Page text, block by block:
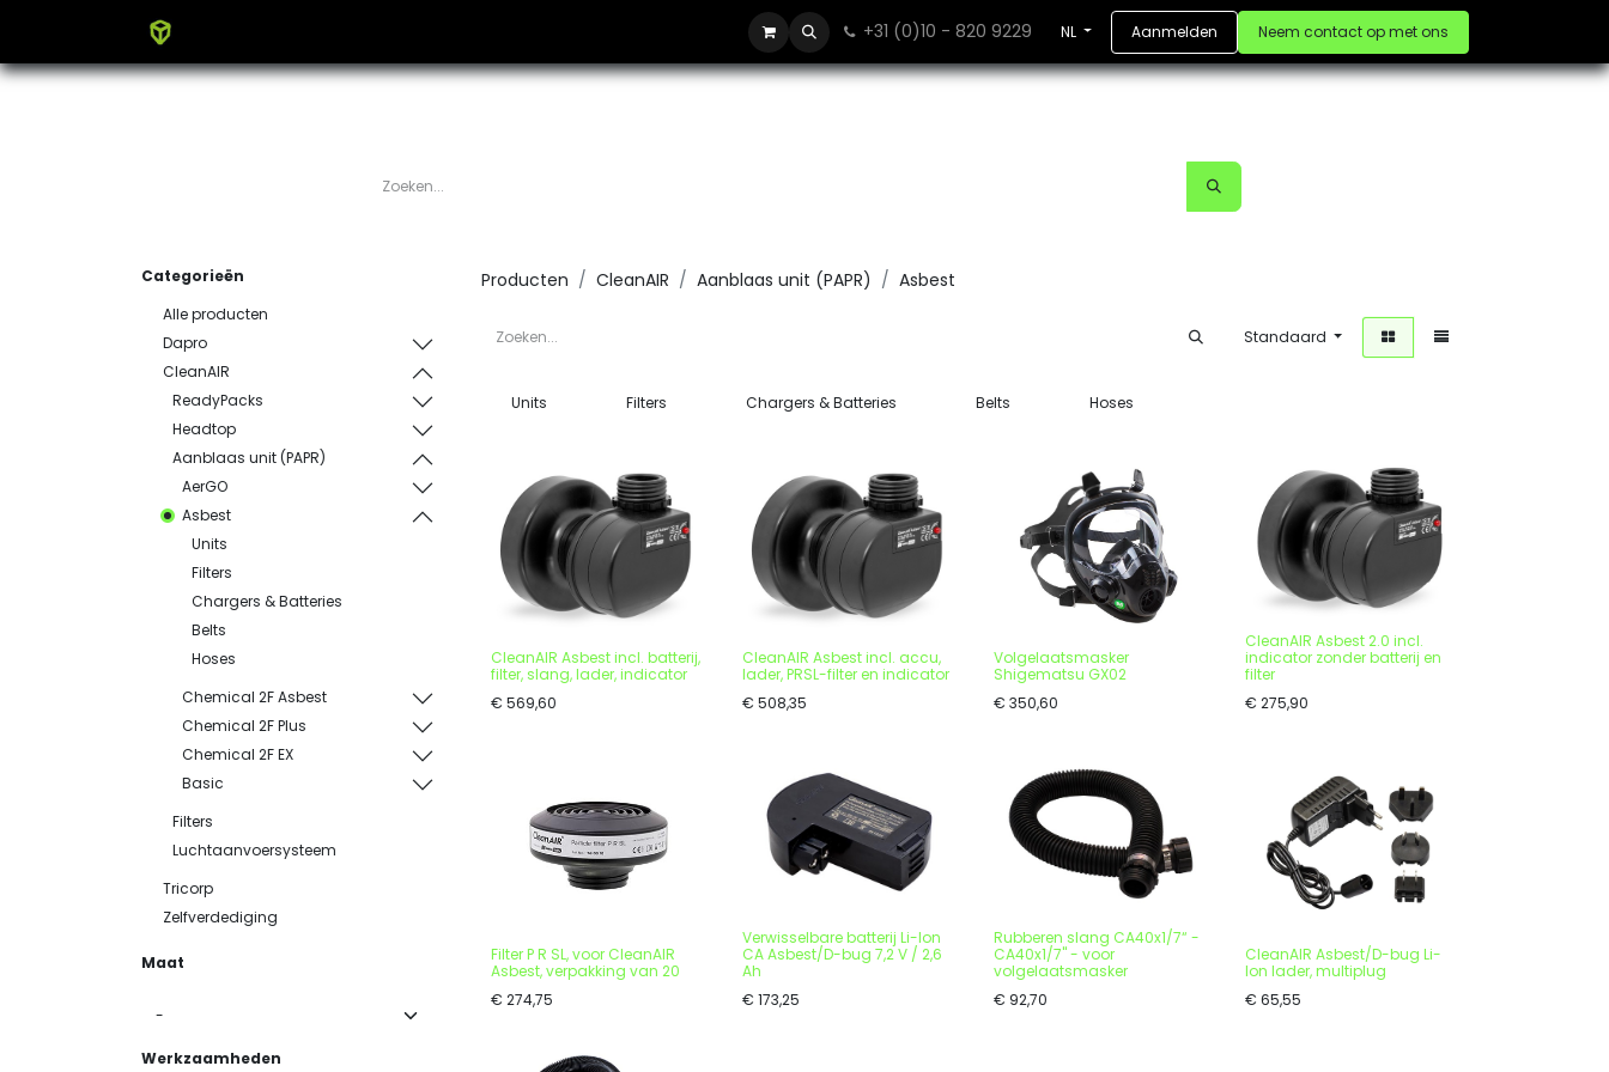
+31 (0)10 - 820 9229 NL Aanmelden Neem contact op met ons
Categorieën
Alle producten
Dapro
CleanAIR
ReadyPacks
Headtop
Aanblaas unit (PAPR)
AerGO
Asbest
Units
Filters
Chargers & Batteries
Belts
Hoses
Chemical 2F Asbest
Chemical 2F Plus
Chemical 2F EX
Basic
Filters
Luchtaanvoersysteem
Tricorp
Zelfverdediging
Maat
Werkzaamheden
Producten CleanAIR Aanblaas unit (PAPR) Asbest
Standaard
Units Filters Chargers & Batteries Belts Hoses
CleanAIR Asbest incl. batterij,
filter, slang, lader, indicator
€ 569,60
CleanAIR Asbest incl. accu,
lader, PRSL-filter en indicator
€ 508,35
Volgelaatsmasker
Shigematsu GX02
€ 350,60
CleanAIR Asbest 2.0 incl.
indicator zonder batterij en
filter
€ 275,90
Filter P R SL, voor CleanAIR
Asbest, verpakking van 20
€ 274,75
Verwisselbare batterij Li-Ion
CA Asbest/D-bug 7,2 V / 2,6
Ah
€ 173,25
Rubberen slang CA40x1/7“ -
CA40x1/7" - voor
volgelaatsmasker
€ 92,70
CleanAIR Asbest/D-bug Li-
Ion lader, multiplug
€ 65,55